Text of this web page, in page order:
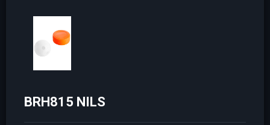
BRH815 NILS